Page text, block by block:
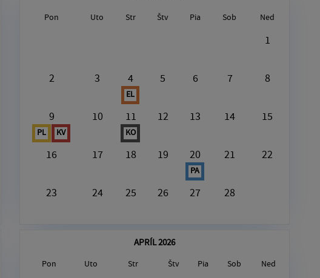
Pon Uto Str Štv Pia Sob Ned
1
2 3 4
EL
5 6 7 8
9
PL KV
10 11
KO
12 13 14 15
16 17 18 19 20
PA
21 22
23 24 25 26 27 28
APRÍL 2026
Pon Uto Str Štv Pia Sob Ned